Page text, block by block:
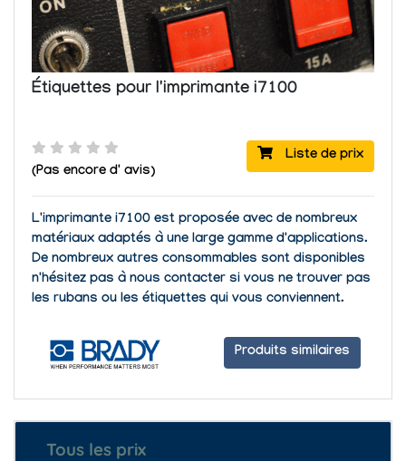
Étiquettes pour l'imprimante i7100
Liste de prix
(Pas encore d' avis)
L'imprimante i7100est proposée avec de nombreux
matériaux adaptés à une large gamme d'applications.
De nombreux autres consommables sont disponibles
n'hésitez pas à nous contacter si vous ne trouver pas
les rubans ou les étiquettes qui vous conviennent.
Produits similaires
Tous les prix